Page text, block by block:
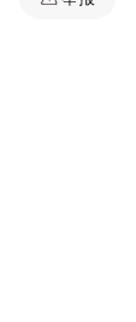
但它也